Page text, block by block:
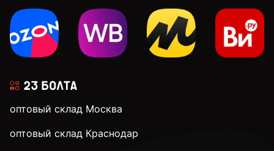
оптовый склад Москва
оптовый склад Краснодар